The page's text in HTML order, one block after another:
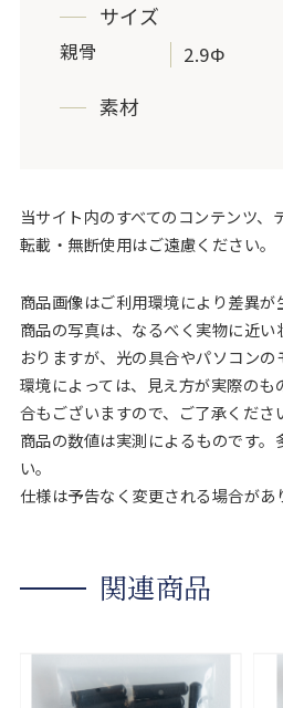
サイズ
親骨 2.9Φ
素材
当サイト内のすべてのコンテンツ
転載・無断使用はご遠慮ください。
商品画像はご利用環境により差異が
商品の写真は、なるべく実物に近
おりますが、光の具合やパソコンの
環境によっては、見え方が実際のも
合もございますので、ご了承くださ
商品の数値は実測によるものです
い。
仕様は予告なく変更される場合があ
関連商品